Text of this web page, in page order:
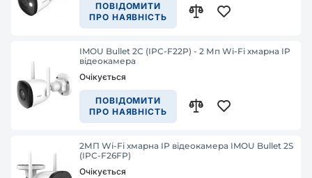
ПОВІДОМИТИ
ПРО НАЯВНІСТЬ
IMOU Bullet 2C (IPC-F22P) - 2 Мп Wi-Fi хмарна IP
відеокамера
Очікується
ПОВІДОМИТИ
ПРО НАЯВНІСТЬ
2МП Wi-Fi хмарна IP відеокамера IMOU Bullet 2S
(IPC-F26FP)
Очікується